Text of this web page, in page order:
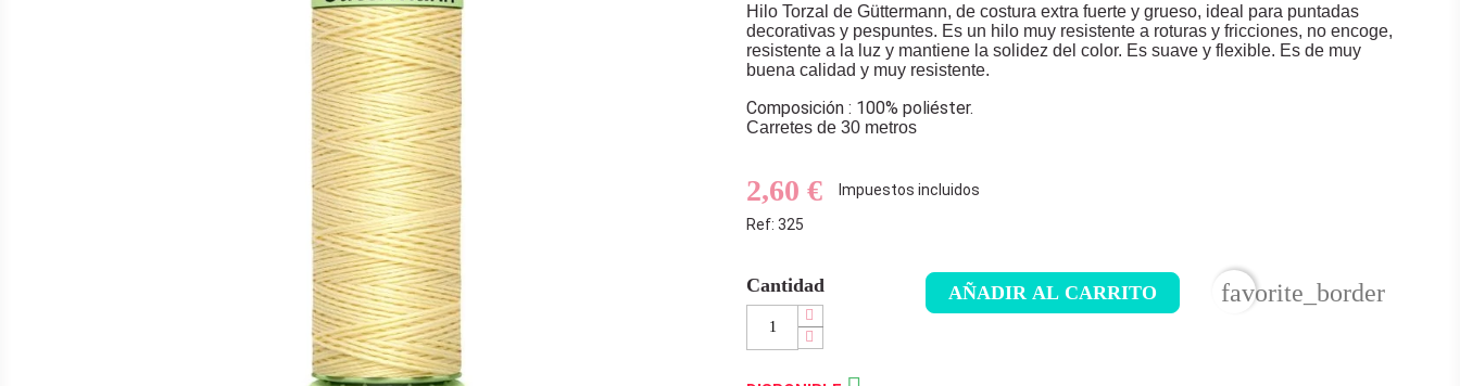
Hilo Torzal de Güttermann, de costura extra fuerte y grueso, ideal para puntadas
decorativas y pespuntes. Es un hilo muy resistente a roturas y fricciones, no encoge,
resistente a la luz y mantiene la solidez del color. Es suave y flexible. Es de muy
buena calidad y muy resistente.
Composición : 100% poliéster.
Carretes de 30 metros
2,60 €
Impuestos incluidos
Ref: 325
Cantidad AÑADIR AL CARRITO favorite_border